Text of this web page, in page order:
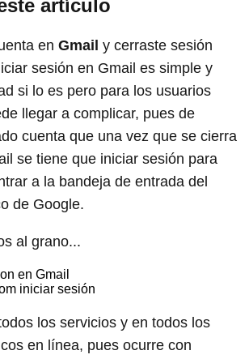
artículo
en Gmail y cerraste sesión
sesión en Gmail es simple y
si lo es pero para los usuarios
llegar a complicar, pues de
cuenta que una vez que se cierra
se tiene que iniciar sesión para
a la bandeja de entrada del
de Google.
al grano...
iniciar sesión
los servicios y en todos los
en línea, pues ocurre con